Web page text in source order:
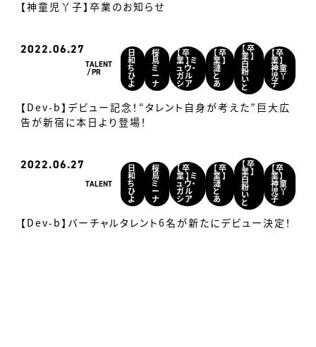
【神童児丫子】卒業のお知らせ
2022 06.27
TALENT
PR
日
和
ち
ひ
よ
桜
鳥
ミ
ー
ナ
【卒
業】ミ
ュウ・
ガル
シア
【卒
業】
漣
と
あ
【卒
業】
白
粉
い
と
【卒
業】
神童
児丫
子
【Dev-b】デビュー記念！“タレント自身が考えた”巨大広
告が新宿に本日より登場！
2022 06.27
TALENT
日
和
ち
ひ
よ
桜
鳥
ミ
ー
ナ
【卒
業】ミ
ュウ・
ガル
シア
【卒
業】
漣
と
あ
【卒
業】
白
粉
い
と
【卒
業】
神童
児丫
子
【Dev-b】バーチャルタレント6名が新たにデビュー決定！